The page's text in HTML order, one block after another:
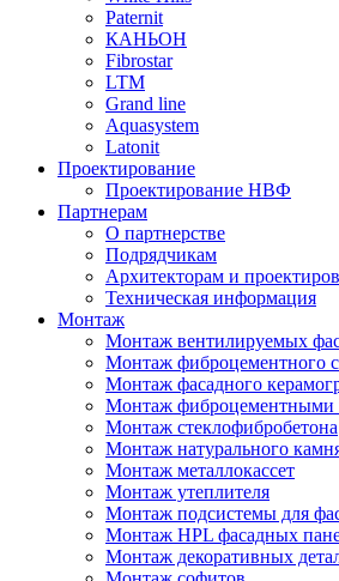
Paternit
КАНЬОН
Fibrostar
LTM
Grand line
Aquasystem
Latonit
Проектирование
Проектирование НВФ
Партнерам
О партнерстве
Подрядчикам
Архитекторам и
Техническая информация
Монтаж
Монтаж вентилируемых
Монтаж фиброцементного
Монтаж фасадного
Монтаж фиброцементными
Монтаж стеклофибробетона
Монтаж натурального
Монтаж металлокассет
Монтаж утеплителя
Монтаж подсистемы для
Монтаж HPL фасадных
Монтаж декоративных